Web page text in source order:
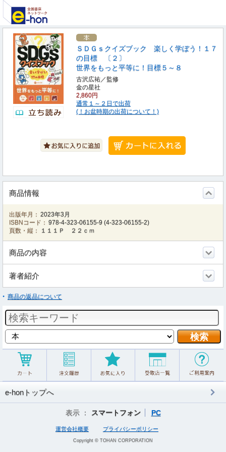
ＳＤＧｓクイズブック 楽しく学ぼう！１７
の目標 〔２〕
世界をもっと平等に！目標５～８
古沢広祐／監修
金の星社
2,860円
通常１～２日で出荷
(！お盆時期の出荷について！)
商品情報
出版年月： 2023年3月
ISBNコード： 978-4-323-06155-9 (4-323-06155-2)
頁数・縦：
１１１Ｐ ２２ｃｍ
商品の内容
著者紹介
商品の返品について
e-honトップへ
表示 ： スマートフォン PC
運営会社概要 プライバシーポリシー
Copyright © TOHAN CORPORATION